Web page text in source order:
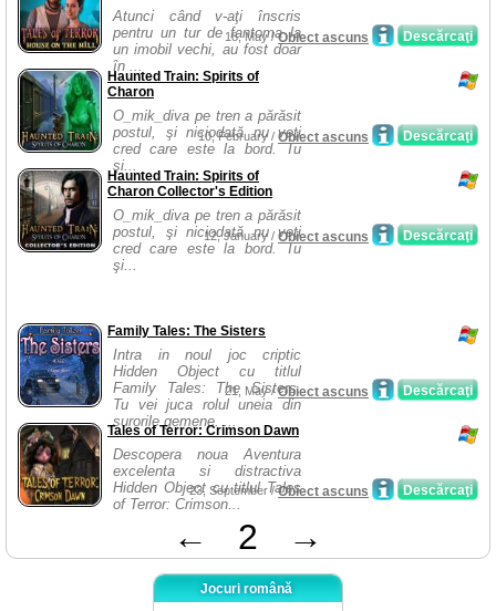
Atunci când v-aţi înscris
pentru un tur de fantoma la
un imobil vechi, au fost doar
în ...
Descărcaţi
18, May /Obiect ascuns
Haunted Train: Spirits of
Charon
O_mik_diva pe tren a părăsit
postul, şi niciodată nu veţi
cred care este la bord. Tu
şi...
Descărcaţi
10, February / Obiect ascuns
Haunted Train: Spirits of
Charon Collector's Edition
O_mik_diva pe tren a părăsit
postul, şi niciodată nu veţi
cred care este la bord. Tu
şi...
Descărcaţi
12, January / Obiect ascuns
Family Tales: The Sisters
Intra in noul joc criptic
Hidden Object cu titlul
Family Tales: The Sisters.
Tu vei juca rolul uneia din
surorile gemene. ...
Descărcaţi
21, May /Obiect ascuns
Tales of Terror: Crimson Dawn
Descopera noua Aventura
excelenta si distractiva
Hidden Object cu titlul Tales
of Terror: Crimson...
Descărcaţi
23, September /Obiect ascuns
← 2 →
Jocuri română